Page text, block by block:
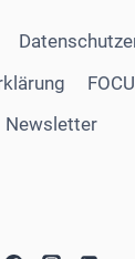
Newsletter